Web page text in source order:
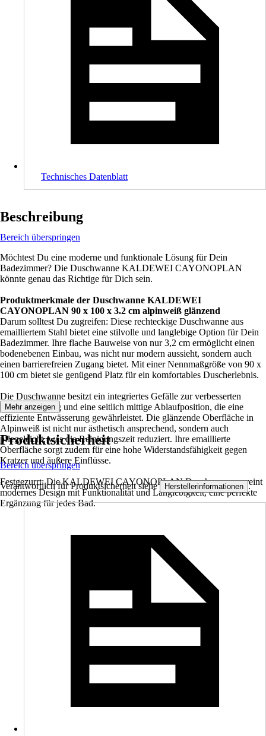
Technisches Datenblatt
Beschreibung
Bereich überspringen
Möchtest Du eine moderne und funktionale Lösung für Dein
Badezimmer? Die Duschwanne KALDEWEI CAYONOPLAN
könnte genau das Richtige für Dich sein.
Produktmerkmale der Duschwanne KALDEWEI
CAYONOPLAN 90 x 100 x 3.2 cm alpinweiß glänzend
Darum solltest Du zugreifen: Diese rechteckige Duschwanne aus
emailliertem Stahl bietet eine stilvolle und langlebige Option für Dein
Badezimmer. Ihre flache Bauweise von nur 3,2 cm ermöglicht einen
bodenebenen Einbau, was nicht nur modern aussieht, sondern auch
einen barrierefreien Zugang bietet. Mit einer Nennmaßgröße von 90 x
100 cm bietet sie genügend Platz für ein komfortables Duscherlebnis.
Die Duschwanne besitzt ein integriertes Gefälle zur verbesserten
Wasserableitung und eine seitlich mittige Ablaufposition, die eine
effiziente Entwässerung gewährleistet. Die glänzende Oberfläche in
Alpinweiß ist nicht nur ästhetisch ansprechend, sondern auch
pflegeleicht, was die Reinigungszeit reduziert. Ihre emaillierte
Oberfläche sorgt zudem für eine hohe Widerstandsfähigkeit gegen
Kratzer und äußere Einflüsse.
Festgezurrt: Die KALDEWEI CAYONOPLAN Duschwanne vereint
modernes Design mit Funktionalität und Langlebigkeit, eine perfekte
Ergänzung für jedes Bad.
Mehr anzeigen
Produktsicherheit
Bereich überspringen
Verantwortlich für Produktsicherheit siehe Herstellerinformationen .